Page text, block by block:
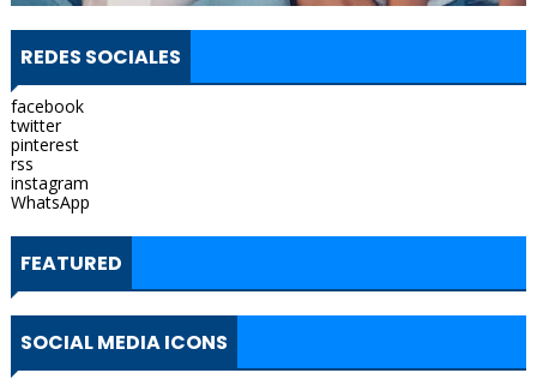
REDES SOCIALES
facebook
twitter
pinterest
rss
instagram
WhatsApp
FEATURED
SOCIAL MEDIA ICONS